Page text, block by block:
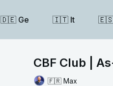
🇩🇪 Ge 🇮🇹 It 🇪🇸
CBF Club |
🇫🇷 Max